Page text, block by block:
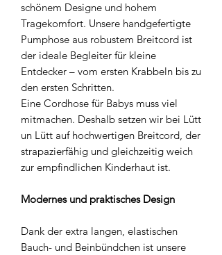
schönem Designe und hohem
Tragekomfort. Unsere handgefertigte
Pumphose aus robustem Breitcord ist
der ideale Begleiter für kleine
Entdecker – vom ersten Krabbeln bis zu
den ersten Schritten.
Eine Cordhose für Babys muss viel
mitmachen. Deshalb setzen wir bei Lütt
un Lütt auf hochwertigen Breitcord, der
strapazierfähig und gleichzeitig weich
zur empfindlichen Kinderhaut ist.
Modernes und praktisches Design
Dank der extra langen, elastischen
Bauch- und Beinbündchen ist unsere